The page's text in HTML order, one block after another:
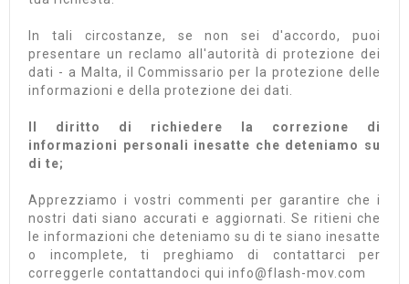
In tali circostanze, se non sei d'accordo, puoi
presentare un reclamo all'autorità di protezione dei
dati - a Malta, il Commissario per la protezione delle
informazioni e della protezione dei dati.
Il diritto di richiedere la correzione di
informazioni personali inesatte che deteniamo su
di te;
Apprezziamo i vostri commenti per garantire che i
nostri dati siano accurati e aggiornati. Se ritieni che
le informazioni che deteniamo su di te siano inesatte
o incomplete, ti preghiamo di contattarci per
correggerle contattandoci qui info@flash-mov.com